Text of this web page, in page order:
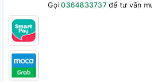
Gọi0364833737để tư vấn